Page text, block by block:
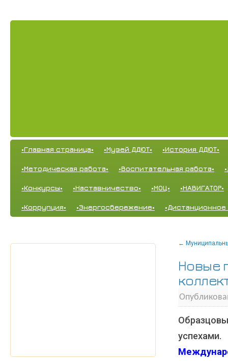
•Главная страница• •Музей ДДЮТ• •История ДДЮТ•
•Методическая работа• •Воспитательная работа•
•Конкурсы• •Наставничество• •МОЦ• •НАВИГАТОР•
•Коррупция• •Энергосбережение•
←
Новые